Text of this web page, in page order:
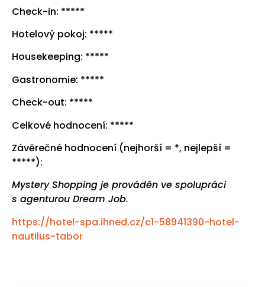
Check-in: *****
Hotelový pokoj: *****
Housekeeping: *****
Gastronomie: *****
Check-out: *****
Celkové hodnocení: *****
Závěrečné hodnocení (nejhorší = *, nejlepší =
*****):
Mystery Shopping je prováděn ve spolupráci
s agenturou Dream Job.
https://hotel-spa.ihned.cz/c1-58941390-hotel-
nautilus-tabor